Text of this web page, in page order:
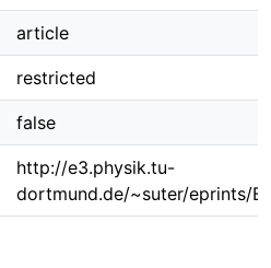
article
restricted
false
http://e3.physik.tu-
dortmund.de/~suter/eprints/